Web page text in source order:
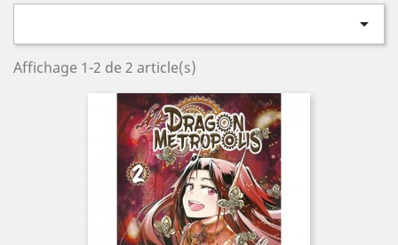

Affichage 1-2 de 2 article(s)